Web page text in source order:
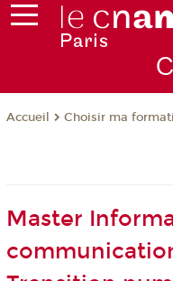
Accueil Choisir ma
Master